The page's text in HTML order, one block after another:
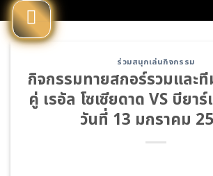
Skip
to
content
ร่วมสนุกเล่นกิจกรรม
กิจกรรมทายสกอร์รวมและที
คู่ เรอัล โซเซียดาด VS บียาร์
วันที่ 13 มกราคม